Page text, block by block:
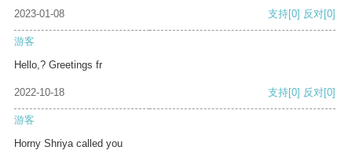
2023-01-08 支持[0] 反对[0]
游客
Hello,? Greetings fr
2022-10-18 支持[0] 反对[0]
游客
Horny Shriya called you